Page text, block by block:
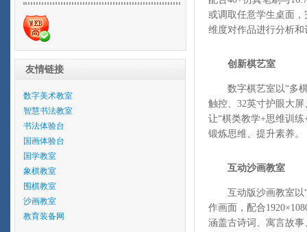
友情链接
数字美术教室
智慧书法教室
书法体验台
国画体验台
国学教室
象棋教室
围棋教室
沙画教室
教育装备网
或调取任意学生桌面
维度对作品进行分析
创新棋艺室
数字棋艺室以“多
触控、32英寸护眼大
让“棋类教学+思维训
锻炼思维、提升素养。
互动沙画教室
互动版沙画教室
作画面，配合
涵盖古诗词、寓言故